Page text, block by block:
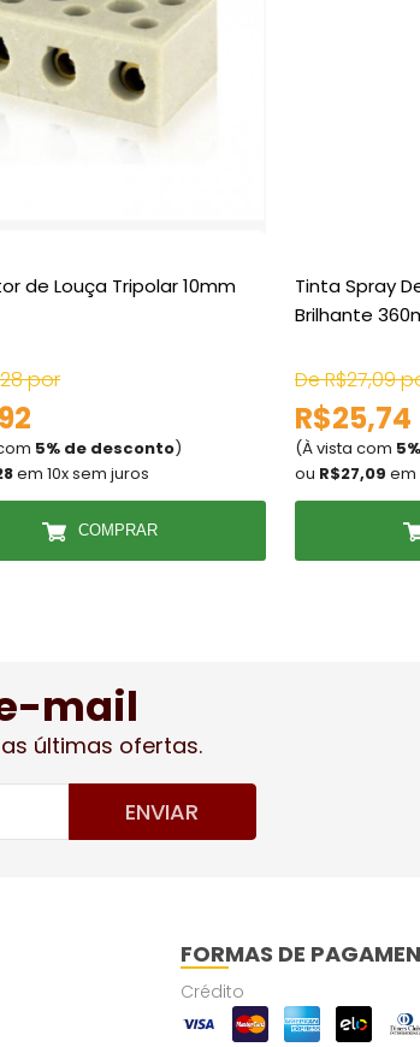
de Louça Tripolar 10mm
por
5% de desconto)
em 10x sem juros
COMPRAR
Tinta Spray
Brilhante
De R$27,09
R$25,74
(À vista com
ou R$27,09 em
mail
últimas ofertas.
ENVIAR
FORMAS DE
Crédito